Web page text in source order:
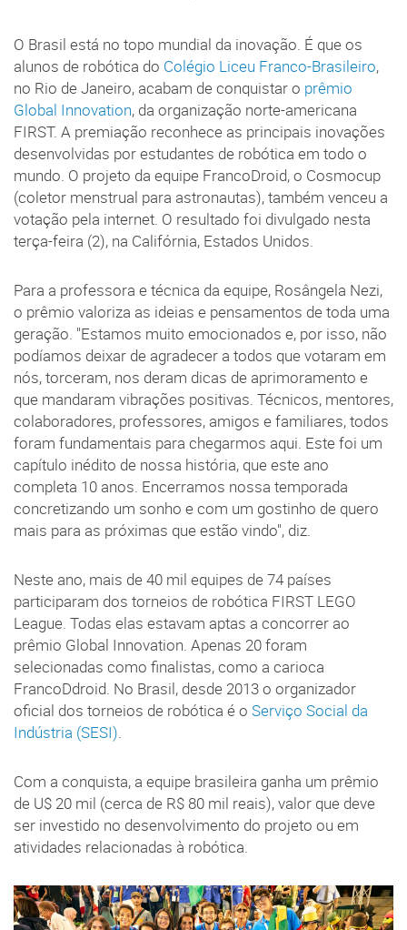
O Brasil está no topo mundial da inovação. É que os
alunos de robótica do Colégio Liceu Franco-Brasileiro,
no Rio de Janeiro, acabam de conquistar o prêmio
Global Innovation, da organização norte-americana
FIRST. A premiação reconhece as principais inovações
desenvolvidas por estudantes de robótica em todo o
mundo. O projeto da equipe FrancoDroid, o Cosmocup
(coletor menstrual para astronautas), também venceu a
votação pela internet. O resultado foi divulgado nesta
terça-feira (2), na Califórnia, Estados Unidos.
Para a professora e técnica da equipe, Rosângela Nezi,
o prêmio valoriza as ideias e pensamentos de toda uma
geração. "Estamos muito emocionados e, por isso, não
podíamos deixar de agradecer a todos que votaram em
nós, torceram, nos deram dicas de aprimoramento e
que mandaram vibrações positivas. Técnicos, mentores,
colaboradores, professores, amigos e familiares, todos
foram fundamentais para chegarmos aqui. Este foi um
capítulo inédito de nossa história, que este ano
completa 10 anos. Encerramos nossa temporada
concretizando um sonho e com um gostinho de quero
mais para as próximas que estão vindo", diz.
Neste ano, mais de 40 mil equipes de 74 países
participaram dos torneios de robótica FIRST LEGO
League. Todas elas estavam aptas a concorrer ao
prêmio Global Innovation. Apenas 20 foram
selecionadas como finalistas, como a carioca
FrancoDdroid. No Brasil, desde 2013 o organizador
oficial dos torneios de robótica é o Serviço Social da
Indústria (SESI).
Com a conquista, a equipe brasileira ganha um prêmio
de U$ 20 mil (cerca de R$ 80 mil reais), valor que deve
ser investido no desenvolvimento do projeto ou em
atividades relacionadas à robótica.